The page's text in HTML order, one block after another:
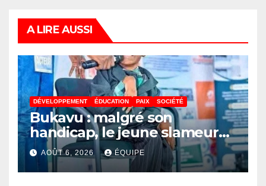
A LIRE AUSSI
DÉVELOPPEMENT ÉDUCATION PAIX SOCIÉTÉ
Bukavu : malgré son
handicap, le jeune slameur
Akonkwa Kenyata Bernard
lance un appel à la solidarité
pour poursuivre ses études
AOÛT 6, 2026 ÉQUIPE